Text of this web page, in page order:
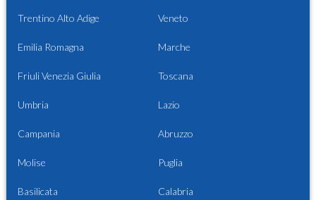
Trentino Alto Adige Veneto
Emilia Romagna Marche
Friuli Venezia Giulia Toscana
Umbria Lazio
Campania Abruzzo
Molise Puglia
Basilicata Calabria